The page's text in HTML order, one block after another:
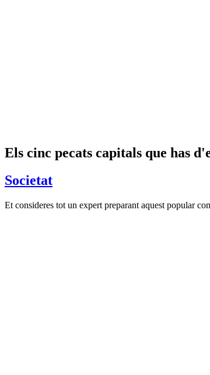
Els cinc pecats capitals que has
Societat
Et consideres tot un expert preparant aquest popular